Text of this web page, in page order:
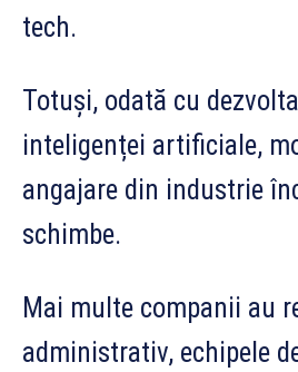
tech.
Totuși, odată cu
inteligenței artificiale,
angajare din industrie
schimbe.
Mai multe companii au
administrativ, echipele